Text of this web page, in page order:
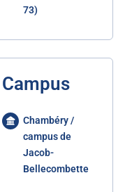
73)
Campus
Chambéry /
campus de
Jacob-
Bellecombette